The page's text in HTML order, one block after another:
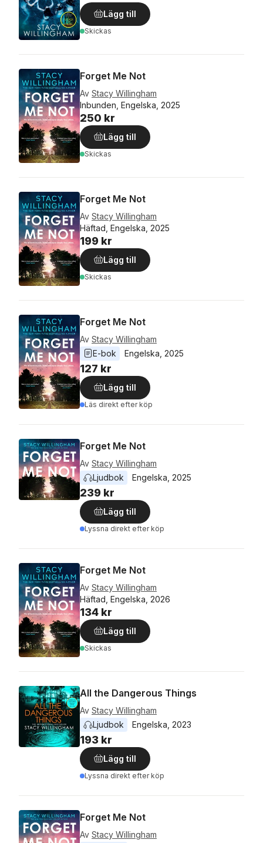
Lägg till
Skickas
Forget Me Not
Av Stacy Willingham
Inbunden, Engelska, 2025
250 kr
Lägg till
Skickas
Forget Me Not
Av Stacy Willingham
Häftad, Engelska, 2025
199 kr
Lägg till
Skickas
Forget Me Not
Av Stacy Willingham
E-bok
Engelska 2025
127 kr
Lägg till
Läs direkt efter köp
Forget Me Not
Av Stacy Willingham
Ljudbok
Engelska 2025
239 kr
Lägg till
Lyssna direkt efter köp
Forget Me Not
Av Stacy Willingham
Häftad, Engelska, 2026
134 kr
Lägg till
Skickas
All the Dangerous Things
Av Stacy Willingham
Ljudbok
Engelska 2023
193 kr
Lägg till
Lyssna direkt efter köp
Forget Me Not
Av Stacy Willingham